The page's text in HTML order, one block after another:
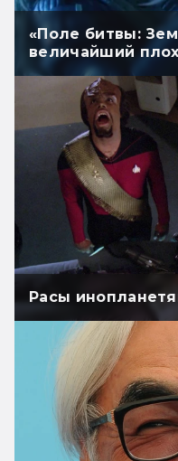
«Поле битвы:
величайший
Расы